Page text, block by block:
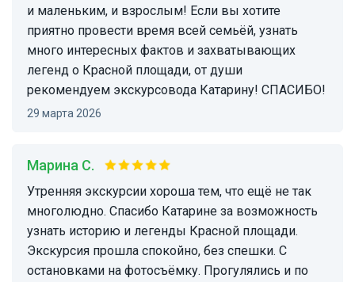
и маленьким, и взрослым! Если вы хотите
приятно провести время всей семьёй, узнать
много интересных фактов и захватывающих
легенд о Красной площади, от души
рекомендуем экскурсовода Катарину! СПАСИБО!
29 марта 2026
Марина С.
Утренняя экскурсии хороша тем, что ещё не так
многолюдно. Спасибо Катарине за возможность
узнать историю и легенды Красной площади.
Экскурсия прошла спокойно, без спешки. С
остановками на фотосъёмку. Прогулялись и по